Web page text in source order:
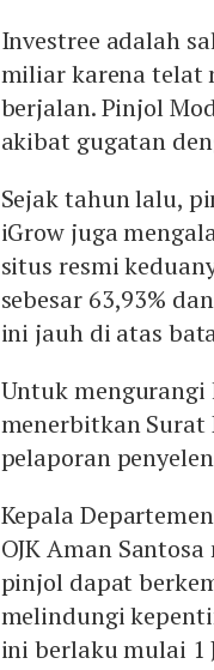
Investree adalah
miliar karena telat
berjalan. Pinjol
akibat gugatan
Sejak tahun lalu,
iGrow juga
situs resmi
sebesar 63,93%
ini jauh di atas
Untuk mengurangi
menerbitkan Surat
pelaporan
Kepala
OJK Aman
pinjol dapat
melindungi
ini berlaku mulai 1